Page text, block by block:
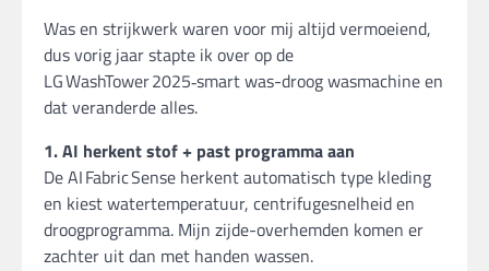
Was en strijkwerk waren voor mij altijd vermoeiend,
dus vorig jaar stapte ik over op de
LG WashTower 2025‑smart was-droog wasmachine en
dat veranderde alles.
1. AI herkent stof + past programma aan
De AI Fabric Sense herkent automatisch type kleding
en kiest water­temperatuur, centrifugesnelheid en
droogprogramma. Mijn zijde-overhemden komen er
zachter uit dan met handen wassen.